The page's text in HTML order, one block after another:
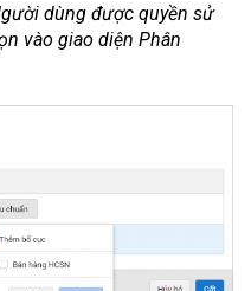
dùng được quyền sử
vào giao diện Phân